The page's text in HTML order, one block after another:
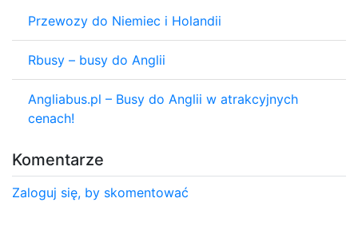
Przewozy do Niemiec i Holandii
Rbusy – busy do Anglii
Angliabus.pl – Busy do Anglii w atrakcyjnych
cenach!
Komentarze
Zaloguj się, by skomentować